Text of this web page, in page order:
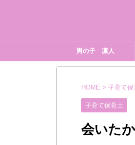
男の子 凛人
HOME > 子育て保
子育て保育士
会いた